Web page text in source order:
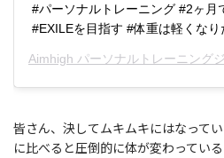
#パーソナルトレーニング #2ヶ月
#EXILEを目指す #体重は軽くな
Aimhigh パーソナルトレーニング
皆さん、決してムキムキにはなって
に比べると圧倒的に体が変わっている